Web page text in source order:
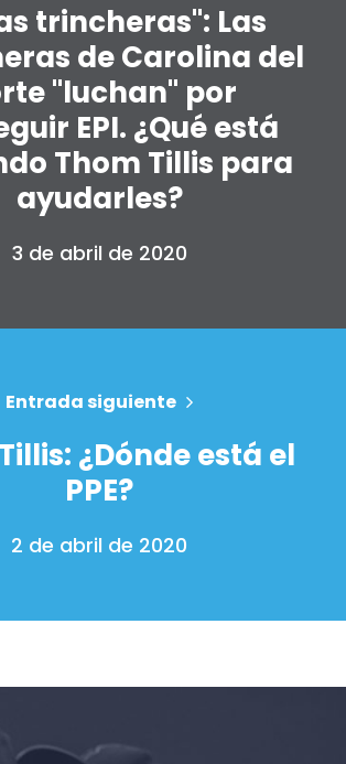
Inicio
Shop
Take Back the Courts
Trabaja con nosotros
Acción
trincheras": Las
de Carolina del
"luchan" por
EPI. ¿Qué está
Thom Tillis para
ayudarles?
3 de abril de 2020
Entrada siguiente
¿Dónde está el
PPE?
2 de abril de 2020